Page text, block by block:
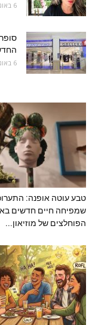
6 באוגוסט 2026
6 באוגוסט 2026
טבע עוטה אופנה:
שמפיחה חיים חדשים
הפוחלצים של מוזיאון...